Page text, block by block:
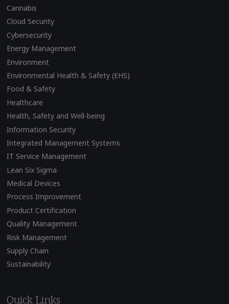
Cannabis
Cloud Security
Cybersecurity
Energy Management
Environment
Environmental Health & Safety (EHS)
Food & Safety
Healthcare
Health, Safety and Well-being
Information Security
Integrated Management Systems
IT Service Management
Lean Six Sigma
Medical Devices
Process Improvement
Product Certification
Quality Management
Risk Management
Supply Chain
Sustainability
Quick Links